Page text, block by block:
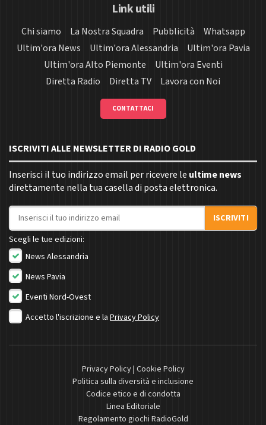
Link utili
Chi siamo La Nostra Squadra Pubblicità
Whatsapp
Ultim'ora News
Ultim'ora Alessandria
Ultim'ora Pavia
Ultim'ora Alto Piemonte
Ultim'ora Eventi
Diretta Radio
Diretta TV Lavora con Noi
CONTATTACI
ISCRIVITI ALLE NEWSLETTER DI RADIO GOLD
Inserisci il tuo indirizzo email per ricevere le ultime news
direttamente nella tua casella di posta elettronica.
Indirizzo email
ISCRIVITI
Scegli le tue edizioni:
News Alessandria
News Pavia
Eventi Nord-Ovest
Accetto l'iscrizione e la Privacy Policy
Privacy Policy| Cookie Policy
Politica sulla diversità e inclusione
Codice etico e di condotta
Linea Editoriale
Regolamento giochi RadioGold